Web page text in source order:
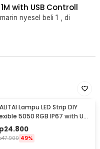
with USB Controll
nyesel beli 1 , di
Lampu LED Strip DIY
5050 RGB IP67 with USB
2M - SMD2835
24.800
47.900 49%